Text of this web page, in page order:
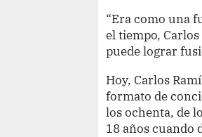
“Era como una
el tiempo,
puede lograr
Hoy, Carlos
formato de
los ochenta, de
18 años cuando